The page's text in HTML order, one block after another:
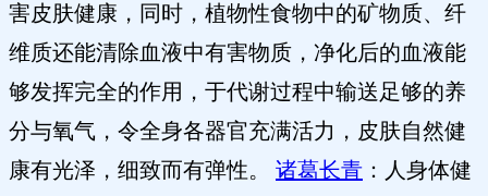
害皮肤健康，同时，植物性食物中的矿物质、纤
维质还能清除血液中有害物质，净化后的血液能
够发挥完全的作用，于代谢过程中输送足够的养
分与氧气，令全身各器官充满活力，皮肤自然健
康有光泽，细致而有弹性。 诸葛长青 ：人身体健